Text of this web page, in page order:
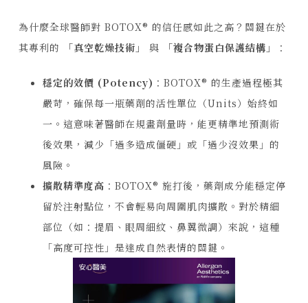
為什麼全球醫師對 BOTOX® 的信任感如此之高？關鍵在於
其專利的
「真空乾燥技術」 與 「複合物蛋白保護結構」 ：
穩定的效價 (Potency) ：BOTOX® 的生產過程極其
嚴苛，確保每一瓶藥劑的活性單位（Units）始終如
一。這意味著醫師在規畫劑量時，能更精準地預測術
後效果，減少「過多造成僵硬」或「過少沒效果」的
風險。
擴散精準度高 ：BOTOX® 施打後，藥劑成分能穩定停
留於注射點位，不會輕易向周圍肌肉擴散。對於精細
部位（如：提眉、眼周細紋、鼻翼微調）來說，這種
「高度可控性」是達成自然表情的關鍵。